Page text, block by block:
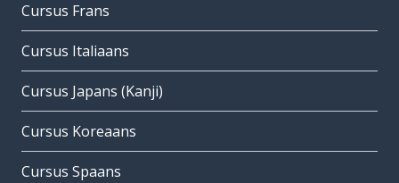
Cursus Frans
Cursus Italiaans
Cursus Japans (Kanji)
Cursus Koreaans
Cursus Spaans